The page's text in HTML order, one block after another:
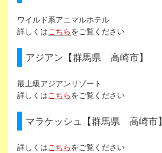
ワイルド系アニマルホテル
詳しくはこちらをご覧ください
アジアン【群馬県 高崎市】
最上級アジアンリゾート
詳しくはこちらをご覧ください
マラケッシュ【群馬県 高崎市】
詳しくはこちらをご覧ください